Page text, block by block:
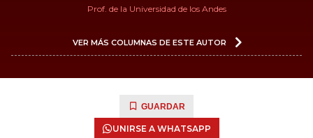
Prof. de la Universidad de los Andes
VER MÁS COLUMNAS DE ESTE AUTOR
GUARDAR
UNIRSE A WHATSAPP